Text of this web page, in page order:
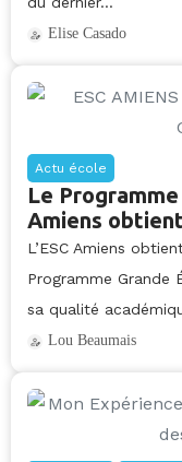
Elise Casado
Actu école
Le Programme
Amiens
L’ESC Amiens
Programme Grande
sa qualité
Lou Beaumais